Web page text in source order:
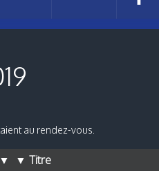
au rendez-vous.
▼ Titre